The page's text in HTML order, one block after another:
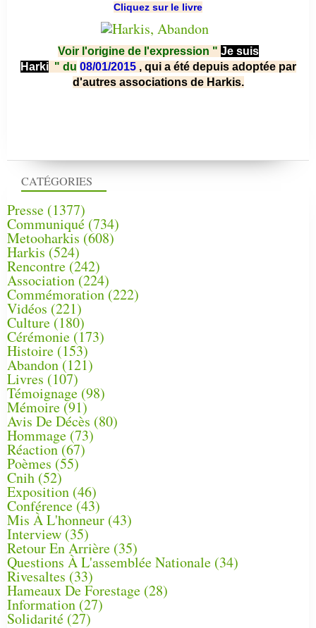
CATÉGORIES
Presse (1377)
Communiqué (734)
Metooharkis (608)
Harkis (524)
Rencontre (242)
Association (224)
Commémoration(222)
Vidéos (221)
Culture(180)
Cérémonie (173)
Histoire (153)
Abandon(121)
Livres (107)
Témoignage (98)
Mémoire (91)
Avis De Décès (80)
Hommage (73)
Réaction(67)
Poèmes (55)
Cnih (52)
Exposition (46)
Conférence(43)
Mis À L'honneur (43)
Interview (35)
Retour En Arrière (35)
Questions À L'assemblée Nationale (34)
Rivesaltes (33)
Hameaux De Forestage (28)
Information (27)
Solidarité (27)
Cliquez sur le livre
Voir l'origine de l'expression " Je suis
Harki " du 08/01/2015 , qui a été depuis adoptée par
d'autres associations de Harkis.